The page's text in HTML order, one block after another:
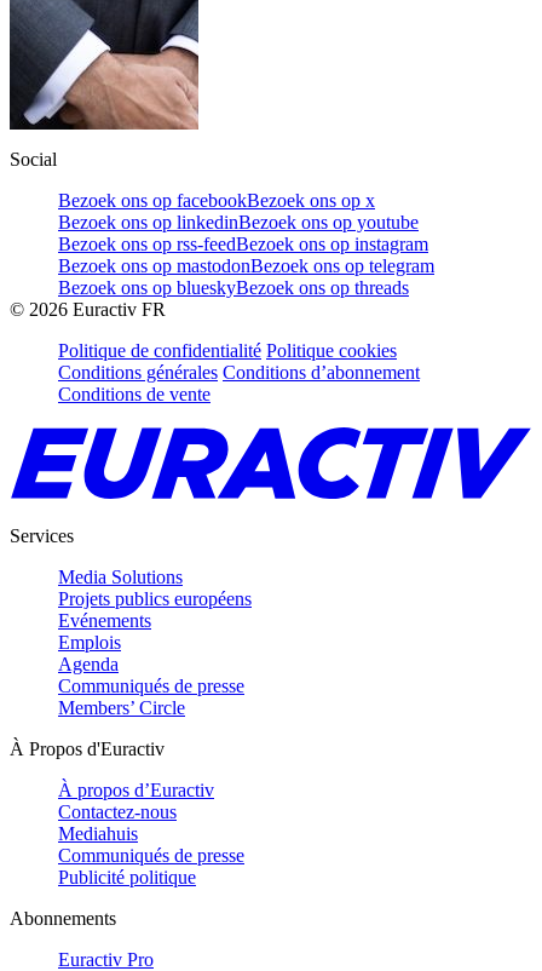
Social
Bezoek ons op facebookBezoek ons op x
Bezoek ons op linkedinBezoek ons op youtube
Bezoek ons op rss-feedBezoek ons op instagram
Bezoek ons op mastodonBezoek ons op telegram
Bezoek ons op blueskyBezoek ons op threads
© 2026 Euractiv FR
Politique de confidentialité Politique cookies
Conditions générales Conditions d’abonnement
Conditions de vente
Services
Media Solutions
Projets publics européens
Evénements
Emplois
Agenda
Communiqués de presse
Members’ Circle
À Propos d'Euractiv
À propos d’Euractiv
Contactez-nous
Mediahuis
Communiqués de presse
Publicité politique
Abonnements
Euractiv Pro